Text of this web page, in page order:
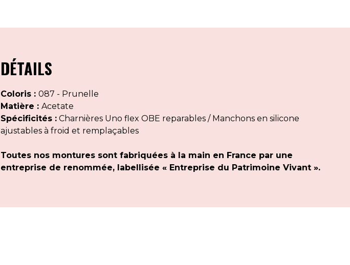
DÉTAILS
Coloris : 087 - Prunelle
Matière : Acetate
Spécificités :Charnières Uno flex OBE reparables / Manchons en silicone
ajustables à froid et remplaçables
Toutes nos montures sont fabriquées à la main en France par une
entreprise de renommée, labellisée « Entreprise du Patrimoine Vivant ».